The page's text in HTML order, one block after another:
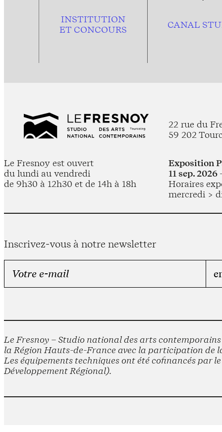
INSTITUTION
ET CONCOURS
CANAL
22 rue du
59 202
Le Fresnoy est ouvert
du lundi au vendredi
de 9h30 à 12h30 et de 14h à 18h
Exposition
11 sep.
Horaires
mercredi >
Inscrivez-vous à notre newsletter
Le Fresnoy – Studio national des arts
la Région Hauts-de-France avec la participation de
Les équipements techniques ont été cofinancés par
Développement Régional).